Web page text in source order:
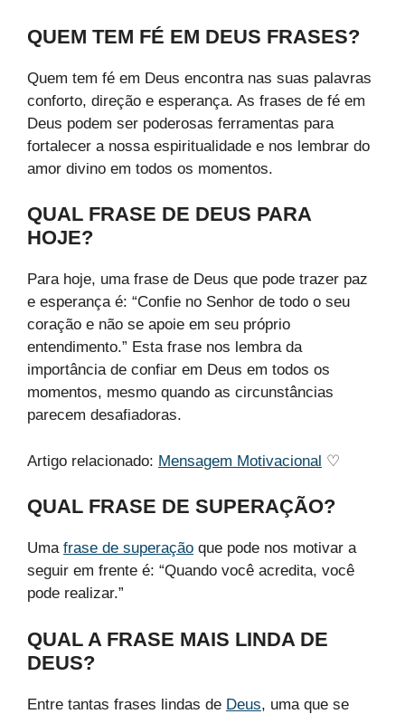
QUEM TEM FÉ EM DEUS FRASES?
Quem tem fé em Deus encontra nas suas palavras
conforto, direção e esperança. As frases de fé em
Deus podem ser poderosas ferramentas para
fortalecer a nossa espiritualidade e nos lembrar do
amor divino em todos os momentos.
QUAL FRASE DE DEUS PARA
HOJE?
Para hoje, uma frase de Deus que pode trazer paz
e esperança é: “Confie no Senhor de todo o seu
coração e não se apoie em seu próprio
entendimento.” Esta frase nos lembra da
importância de confiar em Deus em todos os
momentos, mesmo quando as circunstâncias
parecem desafiadoras.
Artigo relacionado: Mensagem Motivacional​ ♡
QUAL FRASE DE SUPERAÇÃO?
Uma frase de superação que pode nos motivar a
seguir em frente é: “Quando você acredita, você
pode realizar.”
QUAL A FRASE MAIS LINDA DE
DEUS?
Entre tantas frases lindas de Deus, uma que se